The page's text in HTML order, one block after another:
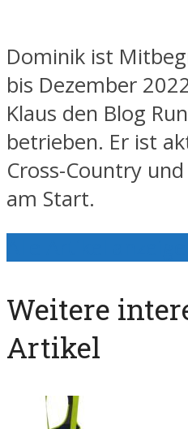
Dominik ist
bis Dezember
Klaus den Blog
betrieben. Er ist
Cross-Country
am Start.
Weitere
Artikel